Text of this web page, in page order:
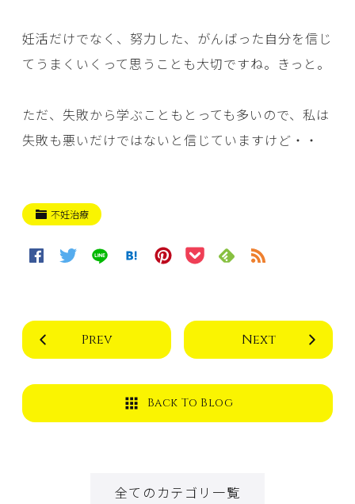
妊活だけでなく、努力した、がんばった自分を信じ
てうまくいくって思うことも大切ですね。きっと。
ただ、失敗から学ぶこともとっても多いので、私は
失敗も悪いだけではないと信じていますけど・・
不妊治療
Prev Next
Back To Blog
全てのカテゴリ一覧